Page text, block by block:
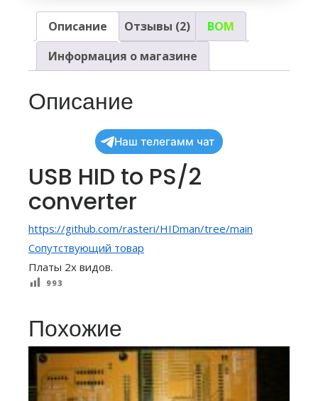
Описание Отзывы (2)
BOM
Информация о магазине
Описание
Наш телегамм чат
USB HID to PS/2
converter
https://github.com/rasteri/HIDman/tree/main
Сопутствующий товар
Платы 2х видов.
993
Похожие